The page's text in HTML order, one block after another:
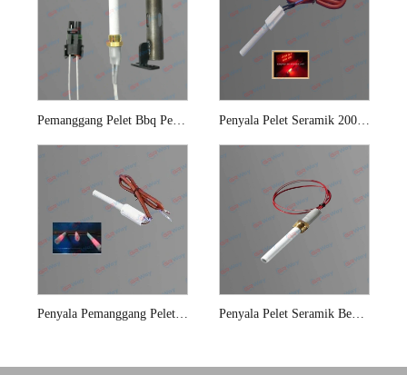
Pemanggang Pelet Bbq Pemetik Api
Penyala Pemanggang Pelet Seramik Penyala Pelet Seramik Benang Tembaga Alumina